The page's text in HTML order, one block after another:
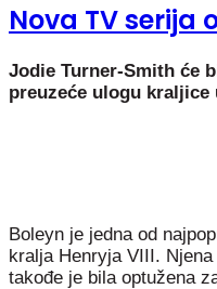
Nova TV serija
Jodie Turner-Smith će
preuzeće ulogu
Boleyn je jedna od
kralja Henryja VIII.
takođe je bila optužena